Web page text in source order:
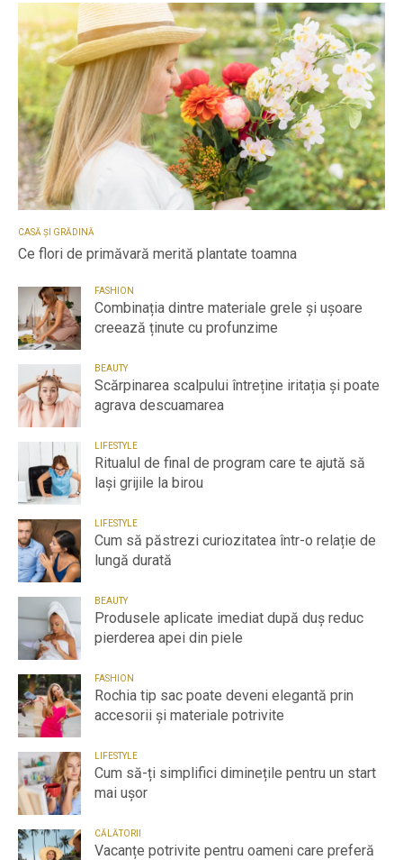
CASĂ ȘI GRĂDINĂ
Ce flori de primăvară merită plantate toamna
FASHION
Combinația dintre materiale grele și ușoare
creează ținute cu profunzime
BEAUTY
Scărpinarea scalpului întreține iritația și poate
agrava descuamarea
LIFESTYLE
Ritualul de final de program care te ajută să
lași grijile la birou
LIFESTYLE
Cum să păstrezi curiozitatea într-o relație de
lungă durată
BEAUTY
Produsele aplicate imediat după duș reduc
pierderea apei din piele
FASHION
Rochia tip sac poate deveni elegantă prin
accesorii și materiale potrivite
LIFESTYLE
Cum să-ți simplifici diminețile pentru un start
mai ușor
CĂLĂTORII
Vacanțe potrivite pentru oameni care preferă